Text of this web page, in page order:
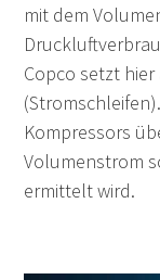
mit dem
Copco setzt hier
Kompressors
Volumenstrom
ermittelt wird.